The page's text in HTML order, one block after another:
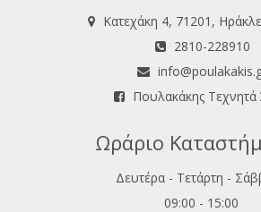
Κατεχάκη 4, 71201,
2810-228910
Πουλακάκης
Ωράριο
Δευτέρα - Τετάρτη -
09:00 - 15:00